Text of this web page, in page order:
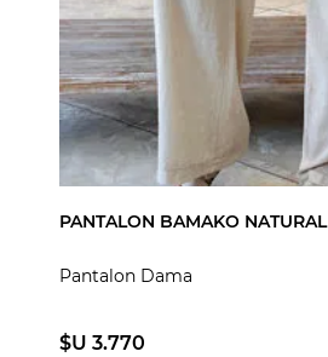
PANTALON BAMAKO NATURAL
Pantalon Dama
$U 3.770